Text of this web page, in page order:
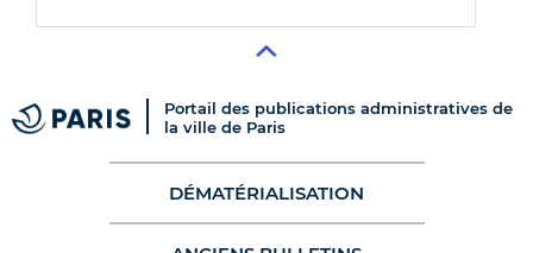
Portail des publications administratives de
la ville de Paris
DÉMATÉRIALISATION